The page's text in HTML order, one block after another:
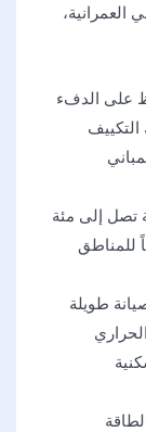
العمرانية،
على الدفء
تصل إلى مئة
للمناطق
طويلة